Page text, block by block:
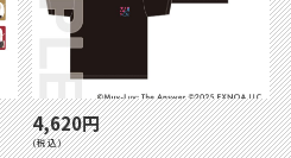
4,620円
(税込)